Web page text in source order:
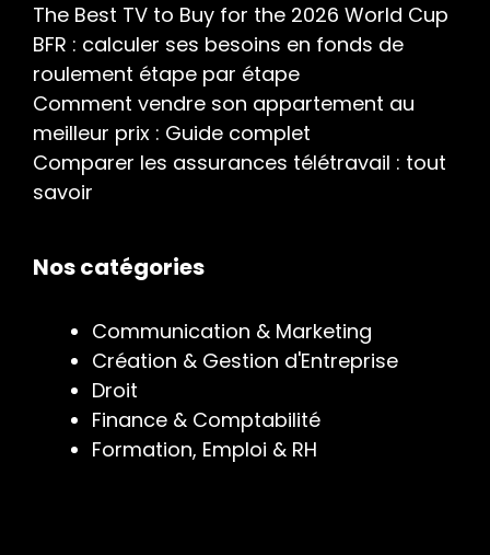
The Best TV to Buy for the 2026 World Cup
BFR : calculer ses besoins en fonds de
roulement étape par étape
Comment vendre son appartement au
meilleur prix : Guide complet
Comparer les assurances télétravail : tout
savoir
Nos catégories
Communication & Marketing
Création & Gestion d'Entreprise
Droit
Finance & Comptabilité
Formation, Emploi & RH